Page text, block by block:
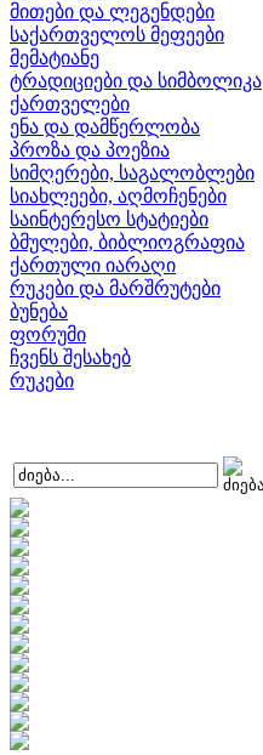
მითები და ლეგენდები
საქართველოს მეფეები
მემატიანე
ტრადიციები და სიმბოლიკა
ქართველები
ენა და დამწერლობა
პროზა და პოეზია
სიმღერები, საგალობლები
სიახლეები, აღმოჩენები
საინტერესო სტატიები
ბმულები, ბიბლიოგრაფია
ქართული იარაღი
რუკები და მარშრუტები
ბუნება
ფორუმი
ჩვენს შესახებ
რუკები